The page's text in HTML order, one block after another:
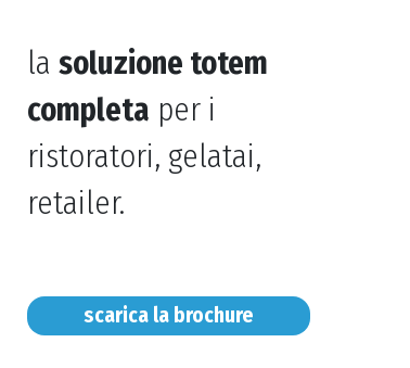
la soluzione totem
completa per i
ristoratori, gelatai,
retailer.
scarica la brochure